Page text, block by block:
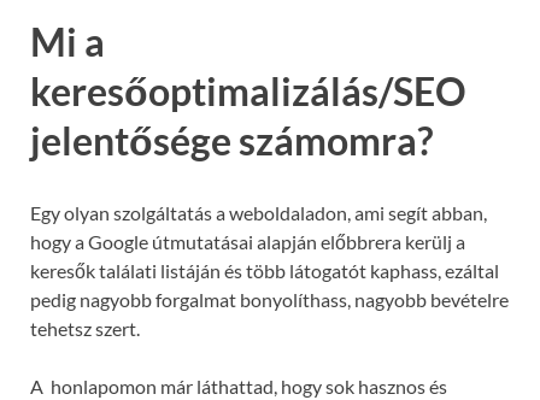
Mi a
keresőoptimalizálás/SEO
jelentősége számomra?
Egy olyan szolgáltatás a weboldaladon, ami segít abban,
hogy a Google útmutatásai alapján előbbrera kerülj a
keresők találati listáján és több látogatót kaphass, ezáltal
pedig nagyobb forgalmat bonyolíthass, nagyobb bevételre
tehetsz szert.
A honlapomon már láthattad, hogy sok hasznos és